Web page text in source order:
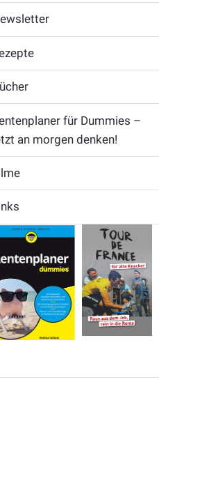
für Dummies –
an morgen denken!